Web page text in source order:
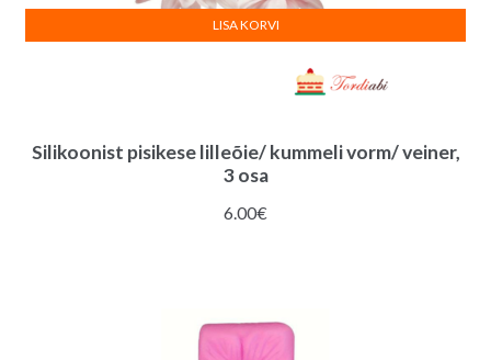
Silikoonist pisikese lilleõie/ kummeli vorm/ veiner,
3 osa
6.00€
LISA KORVI